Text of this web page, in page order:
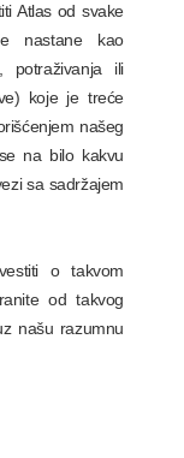
Atlas od svake
nastane kao
potraživanja ili
koje je treće
našeg
na bilo kakvu
sa sadržajem
o takvom
od takvog
našu razumnu